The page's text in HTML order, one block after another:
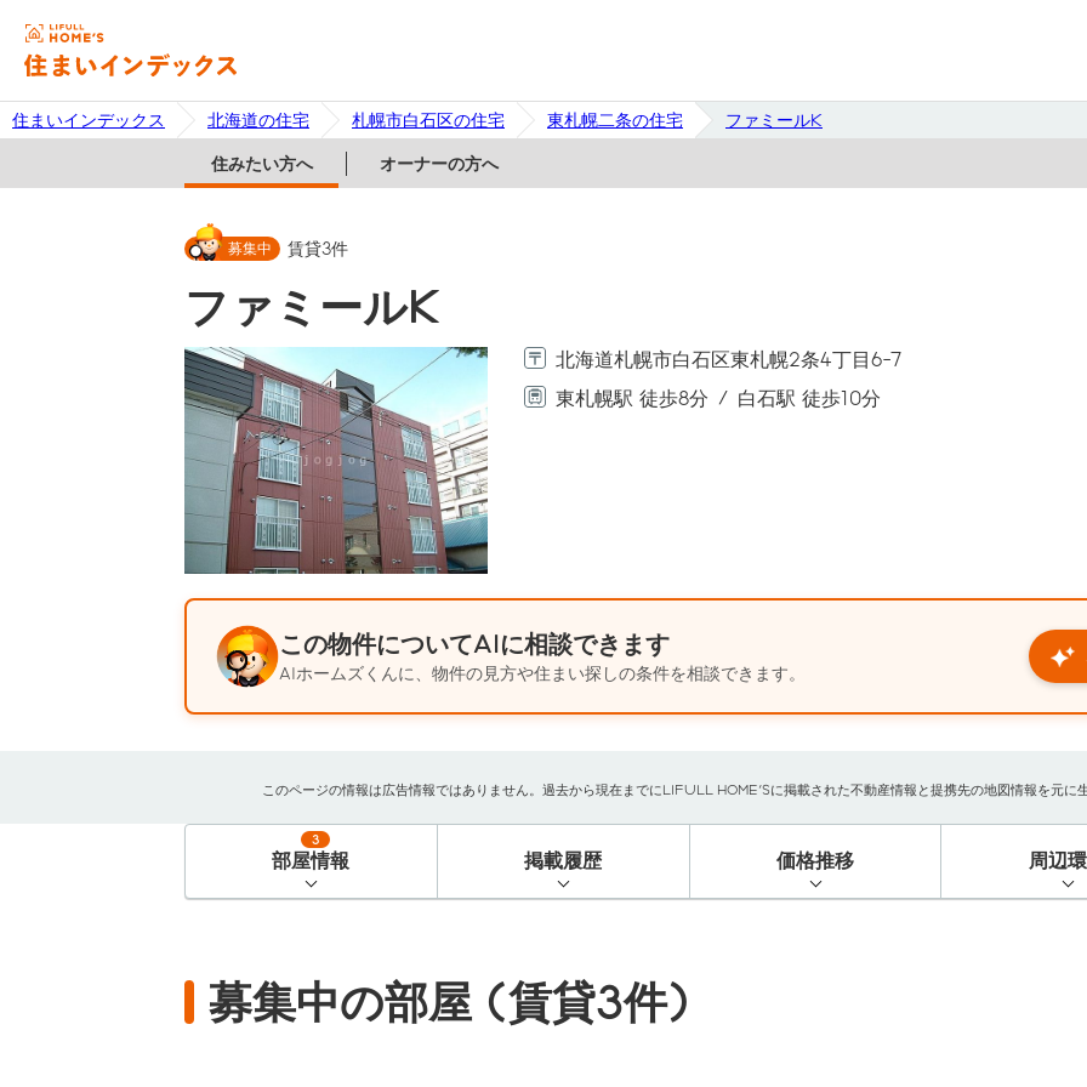
住まいインデックス 北海道の住宅 札幌市白石区の住宅 東札幌二条の住宅 ファミールK
住みたい方へ オーナーの方へ
募集中 賃貸3件
ファミールK
北海道札幌市白石区東札幌2条4丁目6-7
東札幌駅 徒歩8分
白石駅 徒歩10分
この物件についてAIに相談できます
AIホームズくんに、物件の見方や住まい探しの条件を相談できます。
このページの情報は広告情報ではありません。過去から現在までにLIFULL HOME'Sに掲載された不動産情報と提携先の地図情報を元
部屋情報
3
掲載履歴 価格推移 周辺
募集中の部屋 (賃貸3件)